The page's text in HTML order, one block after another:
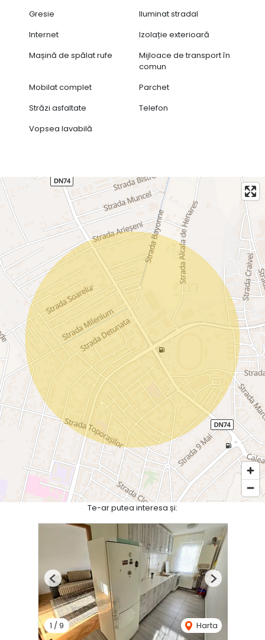
Gresie
Iluminat stradal
Internet
Izolație exterioară
Mașină de spălat rufe
Mijloace de transport în
comun
Mobilat complet
Parchet
Străzi asfaltate
Telefon
Vopsea lavabilă
Te-ar putea interesa și:
1 /9 Harta
Previous Next